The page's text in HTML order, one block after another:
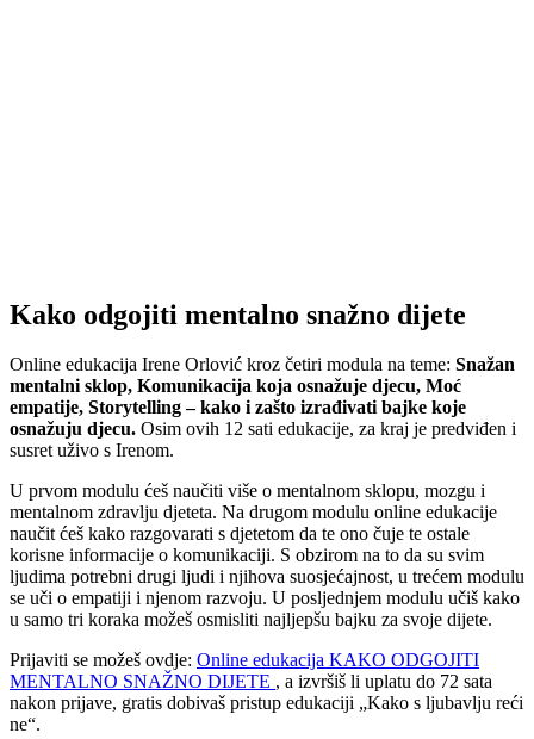
Kako odgojiti mentalno snažno dijete
Online edukacija Irene Orlović kroz četiri modula na teme: Snažan
mentalni sklop, Komunikacija koja osnažuje djecu, Moć
empatije, Storytelling – kako i zašto izrađivati bajke koje
osnažuju djecu. Osim ovih 12 sati edukacije, za kraj je predviđen i
susret uživo s Irenom.
U prvom modulu ćeš naučiti više o mentalnom sklopu, mozgu i
mentalnom zdravlju djeteta. Na drugom modulu online edukacije
naučit ćeš kako razgovarati s djetetom da te ono čuje te ostale
korisne informacije o komunikaciji. S obzirom na to da su svim
ljudima potrebni drugi ljudi i njihova suosjećajnost, u trećem modulu
se uči o empatiji i njenom razvoju. U posljednjem modulu učiš kako
u samo tri koraka možeš osmisliti najljepšu bajku za svoje dijete.
Prijaviti se možeš ovdje: Online edukacija KAKO ODGOJITI
MENTALNO SNAŽNO DIJETE , a izvršiš li uplatu do 72 sata
nakon prijave, gratis dobivaš pristup edukaciji „Kako s ljubavlju reći
ne“.